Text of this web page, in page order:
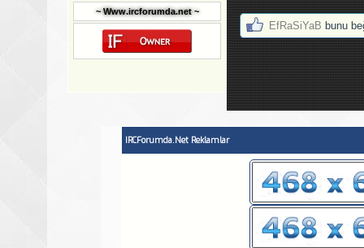
~ Www.ircforumda.net ~
EfRaSiYaB bunu
IRCForumda.Net Reklamlar